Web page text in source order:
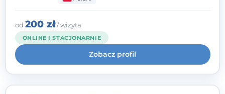
interwencji kryzysowej i seksuologii
klinicznej na SWPS we Wrocławiu. W pracy
kieruję się empatią, etyką zawodową i
uważnością na potrzeby klienta.
od 200 zł/ wizyta
ONLINE I STACJONARNIE
Zobacz profil